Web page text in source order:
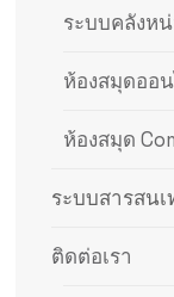
ระบบคลังห
ห้องสมุดออ
ห้องสมุด
ระบบสารสน
ติดต่อเรา